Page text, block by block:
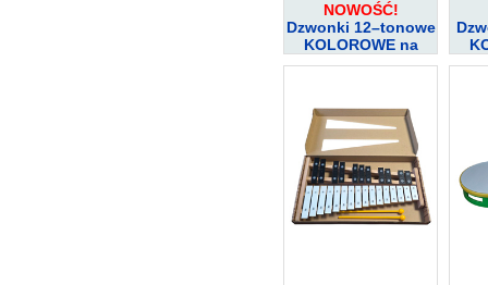
NOWOŚĆ!
Dzwonki 12–tonowe
KOLOROWE na
drewnianej ramce